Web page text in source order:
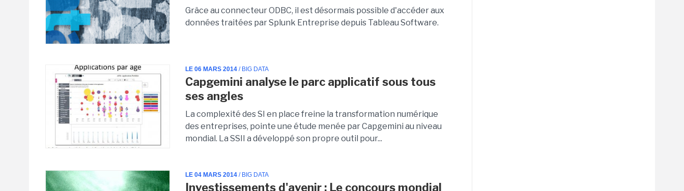
Grâce au connecteur ODBC, il est désormais possible d'accéder aux
données traitées par Splunk Entreprise depuis Tableau Software.
LE 06 MARS 2014 / BIG DATA
Capgemini analyse le parc applicatif sous tous
ses angles
La complexité des SI en place freine la transformation numérique
des entreprises, pointe une étude menée par Capgemini au niveau
mondial. La SSII a développé son propre outil pour...
LE 04 MARS 2014 / BIG DATA
Investissements d'avenir : Le concours mondial